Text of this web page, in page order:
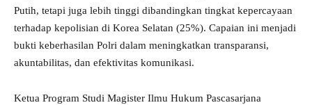
Putih, tetapi juga lebih tinggi dibandingkan tingkat kepercayaan
terhadap kepolisian di Korea Selatan (25%). Capaian ini menjadi
bukti keberhasilan Polri dalam meningkatkan transparansi,
akuntabilitas, dan efektivitas komunikasi.
Ketua Program Studi Magister Ilmu Hukum Pascasarjana